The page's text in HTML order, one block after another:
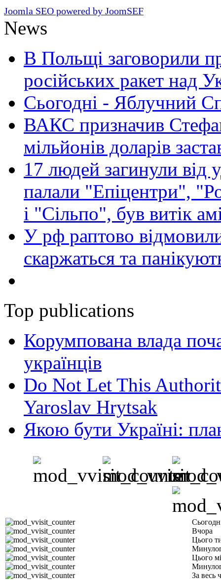
Joomla SEO powered by JoomSEF
News
В Польщі заговорили
російських ракет над
Сьогодні - Яблучний
ВАКС призначив
мільйонів доларів
17 людей загинули від
палали "Епіцентри",
і "Сільпо", був витік
У рф раптово
скаржаться та
Top publications
Корумпована влада
українців
Do Not Let This
Yaroslav Hrytsak
Якою бути Україні:
Вчора
Цього
Цього
За весь